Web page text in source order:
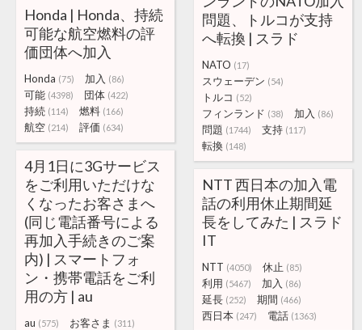
問題、トルコが支持
へ転換 | スラド
NATO (17)
スウェーデン (54)
トルコ (52)
フィンランド (38) 加入 (86)
問題 (1744) 支持 (117)
転換 (148)
Honda | Honda、持続
可能な航空燃料の評
価団体へ加入
Honda (75) 加入 (86)
可能 (4398) 団体 (422)
持続 (114) 燃料 (166)
航空 (214) 評価 (634)
4月1日に3Gサービス
をご利用いただけな
くなったお客さまへ
(同じ電話番号による
再加入手続きのご案
内) | スマートフォ
ン・携帯電話をご利
用の方 | au
au (575) お客さま (311)
NTT 西日本の加入電
話の利用休止期間延
長をしてみた | スラド
IT
NTT (4050) 休止 (85)
利用 (5467) 加入 (86)
延長 (252) 期間 (466)
西日本 (247) 電話 (1363)